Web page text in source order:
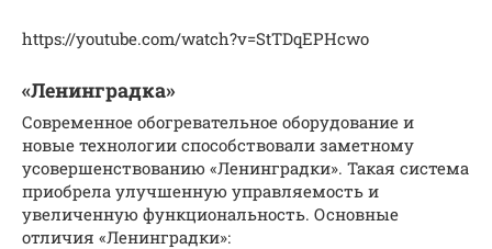
https://youtube.com/watch?v=StTDqEPHcwo
«Ленинградка»
Современное обогревательное оборудование и
новые технологии способствовали заметному
усовершенствованию «Ленинградки». Такая система
приобрела улучшенную управляемость и
увеличенную функциональность. Основные
отличия «Ленинградки»: